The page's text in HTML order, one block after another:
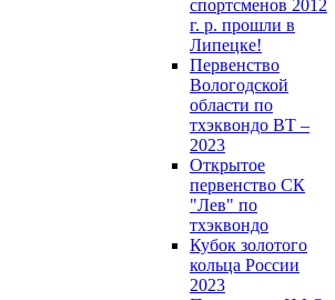
спортсменов 2012
г. р. прошли в
Липецке!
Первенство
Вологодской
области по
тхэквондо ВТ –
2023
Открытое
первенство СК
"Лев" по
тхэквондо
Кубок золотого
кольца России
2023